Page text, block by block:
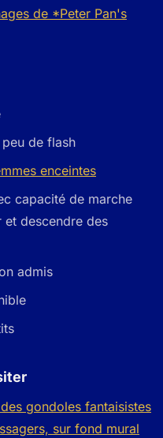
de flash
enceintes
capacité de marche
et descendre des
admis